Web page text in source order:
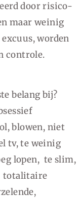
door risico-
maar weinig
worden
controle.
belang bij?
blowen, niet
tv, te weinig
lopen, te slim,
totalitaire